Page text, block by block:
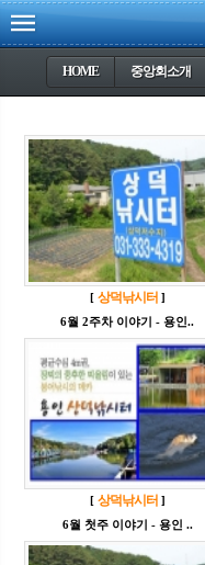
HOME 중앙회소개
[ 상덕낚시터 ]
6월 2주차 이야기 - 용인..
[ 상덕낚시터 ]
6월 첫주 이야기 - 용인 ..